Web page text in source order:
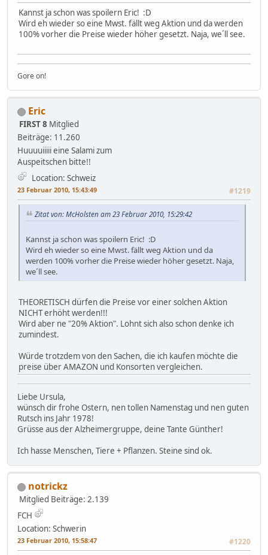
Kannst ja schon was spoilern Eric! :D
Wird eh wieder so eine Mwst. fällt weg Aktion und da werden
100% vorher die Preise wieder höher gesetzt. Naja, we´ll see.
Gore on!
Eric
FIRST 8 Mitglied
Beiträge: 11.260
Huuuuiiiii eine Salami zum
Auspeitschen bitte!!
Location: Schweiz
23 Februar 2010, 15:43:49 #1219
Zitat von: McHolsten am 23 Februar 2010, 15:29:42
Kannst ja schon was spoilern Eric! :D
Wird eh wieder so eine Mwst. fällt weg Aktion und da
werden 100% vorher die Preise wieder höher gesetzt. Naja,
we´ll see.
THEORETISCH dürfen die Preise vor einer solchen Aktion
NICHT erhöht werden!!!
Wird aber ne "20% Aktion". Lohnt sich also schon denke ich
zumindest.
Würde trotzdem von den Sachen, die ich kaufen möchte die
preise über AMAZON und Konsorten vergleichen.
Liebe Ursula,
wünsch dir frohe Ostern, nen tollen Namenstag und nen guten
Rutsch ins Jahr 1978!
Grüsse aus der Alzheimergruppe, deine Tante Günther!
Ich hasse Menschen, Tiere + Pflanzen. Steine sind ok.
notrickz
Mitglied Beiträge: 2.139
FCH
Location: Schwerin
23 Februar 2010, 15:58:47 #1220